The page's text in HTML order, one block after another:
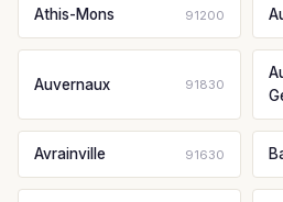
Athis-Mons 91200
Auvernaux 91830
Avrainville 91630